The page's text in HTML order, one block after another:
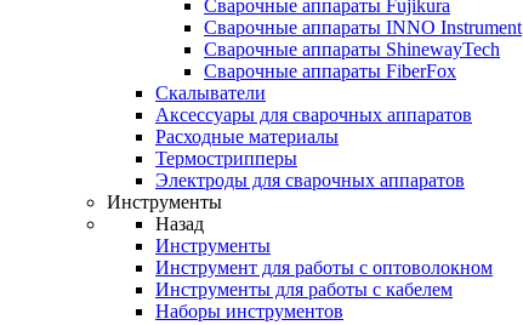
Сварочные аппараты Fujikura
Сварочные аппараты INNO Instrument
Сварочные аппараты ShinewayTech
Cварочные аппараты FiberFox
Скалыватели
Аксессуары для сварочных аппаратов
Расходные материалы
Термострипперы
Электроды для сварочных аппаратов
Инструменты
Назад
Инструменты
Инструмент для работы с оптоволокном
Инструменты для работы с кабелем
Наборы инструментов